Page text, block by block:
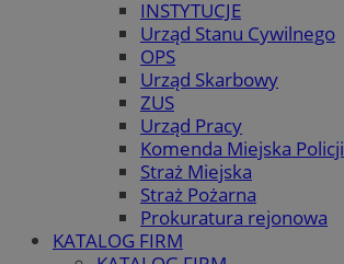
INSTYTUCJE
Urząd Stanu Cywilnego
OPS
Urząd Skarbowy
ZUS
Urząd Pracy
Komenda Miejska Policji
Straż Miejska
Straż Pożarna
Prokuratura rejonowa
KATALOG FIRM